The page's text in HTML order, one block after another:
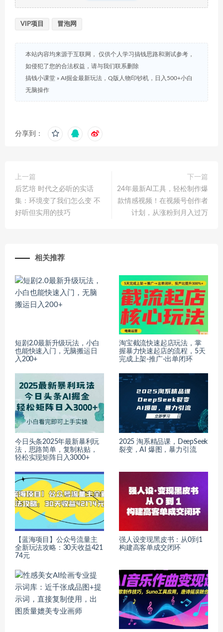
VIP项目 冒泡网
本站内容均来源于互联网， 仅供个人学习搞钱思路和测试参考，
如侵犯了您的合法权益，请与我们联系删除
搞钱小课堂 » AI掘金最新玩法，Q版人物印钞机，日入500+小白
无脑操作
分享到：
上一篇
后艺培 时代之必听的实话
集：环境变了我们怎么变 不
好听但实用的技巧
下一篇
24年最新AI工具，轻松制作爆
款情感视频！在视频号创作者
计划，从涨粉到月入过万
相关推荐
短剧2.0最新升级玩法，小白
也能快速入门，无脑搬运日
入200+
淘宝截流快速起店玩法，掌
握暴力快速起店的流程，5天
完成上架-推广-出单闭环
今日头条2025年最新暴利玩
法，思路简单，复制粘贴，
轻松实现矩阵日入3000+
2025 淘系精品课，DeepSeek
裂变，AI 爆图，暴力引流
【蓝海项目】公众号流量主
全新玩法攻略：30天收益421
74元
强人设变现黑皮书：从0到1
构建高客单成交闭环